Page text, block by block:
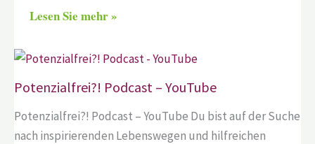
Lesen Sie mehr »
Potenzialfrei?! Podcast – YouTube
Potenzialfrei?! Podcast – YouTube Du bist auf der Suche
nach inspirierenden Lebenswegen und hilfreichen